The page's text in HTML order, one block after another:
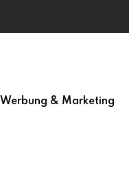
Werbung & Marketing